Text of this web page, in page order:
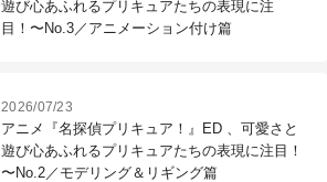
遊び心あふれるプリキュアたちの表現に注
目！〜No.3／アニメーション付け篇
2026/07/23
アニメ『名探偵プリキュア！』ED 、可愛さと
遊び心あふれるプリキュアたちの表現に注目！
〜No.2／モデリング＆リギング篇